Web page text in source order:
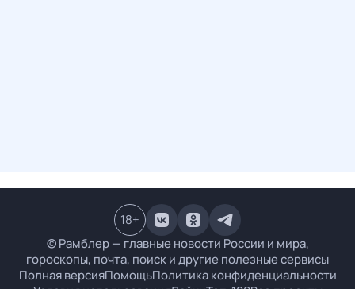
© Рамблер — главные новости России и мира,
гороскопы, почта, поиск и другие полезные сервисы
Полная версияПомощьПолитика конфиденциальности
18+